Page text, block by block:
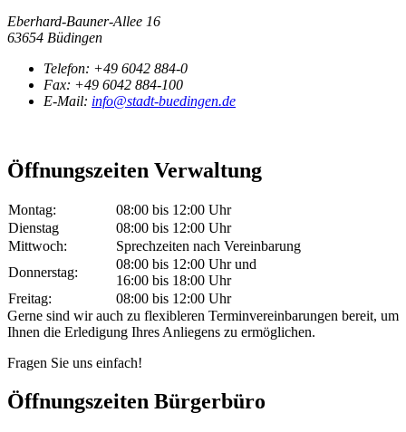
Eberhard-Bauner-Allee 16
63654 Büdingen
Telefon: +49 6042 884-0
Fax: +49 6042 884-100
E-Mail: info@stadt-buedingen.de
Öffnungszeiten Verwaltung
Montag:
08:00 bis 12:00 Uhr
Dienstag
08:00 bis 12:00 Uhr
Mittwoch:
Sprechzeiten nach Vereinbarung
Donnerstag:
08:00 bis 12:00 Uhr und
16:00 bis 18:00 Uhr
Freitag:
08:00 bis 12:00 Uhr
Gerne sind wir auch zu flexibleren Terminvereinbarungen bereit, um
Ihnen die Erledigung Ihres Anliegens zu ermöglichen.
Fragen Sie uns einfach!
Öffnungszeiten Bürgerbüro